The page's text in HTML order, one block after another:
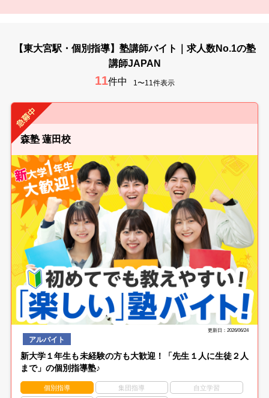
【東大宮駅・個別指導】塾講師バイト｜求人数No.1の塾
講師JAPAN
11件中 1〜11件表示
森塾 蓮田校
更新日：2026/06/24
アルバイト
新大学１年生も未経験の方も大歓迎！「先生１人に生徒２人
まで」の個別指導塾♪
個別指導 集団指導 自立学習